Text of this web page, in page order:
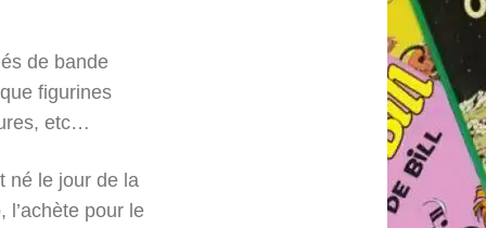
de bande
ﬁgurines
etc…
né le jour de la
l’achète pour le